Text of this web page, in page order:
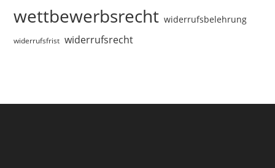
wettbewerbsrecht widerrufsbelehrung
widerrufsfrist widerrufsrecht